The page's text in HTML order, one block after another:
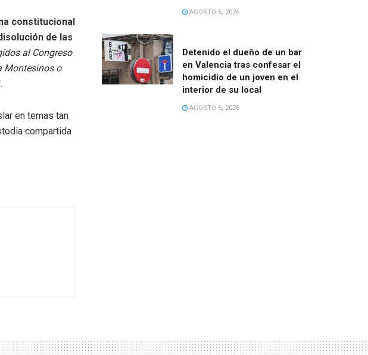
constitucional
de las
al Congreso
Montesinos o
en temas tan
compartida
AGOSTO 5, 2026
Detenido el dueño de un bar
en Valencia tras confesar el
homicidio de un joven en el
interior de su local
AGOSTO 5, 2026